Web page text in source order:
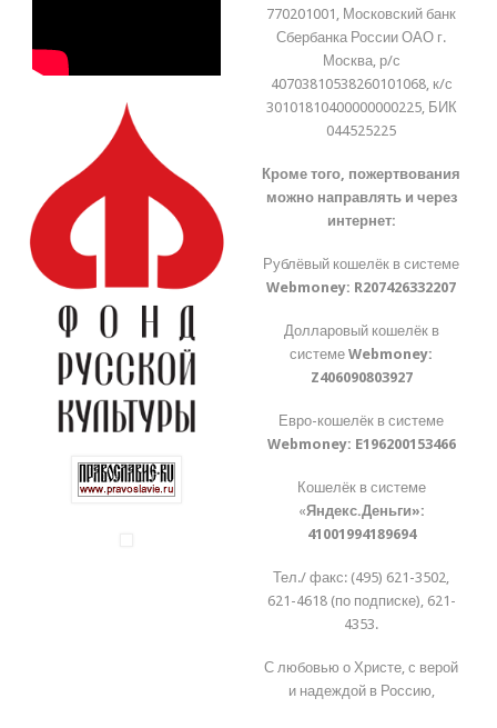
770201001, Московский банк
Сбербанка России ОАО г.
Москва, р/с
40703810538260101068, к/с
30101810400000000225, БИК
044525225
Кроме того, пожертвования
можно направлять и через
интернет:
Рублёвый кошелёк в системе
Webmoney: R207426332207
Долларовый кошелёк в
системеWebmoney:
Z406090803927
Евро-кошелёк в системе
Webmoney: E196200153466
Кошелёк в системе
«Яндекс.Деньги»:
41001994189694
Тел./ факс: (495) 621-3502,
621-4618 (по подписке), 621-
4353.
С любовью о Христе, с верой
и надеждой в Россию,